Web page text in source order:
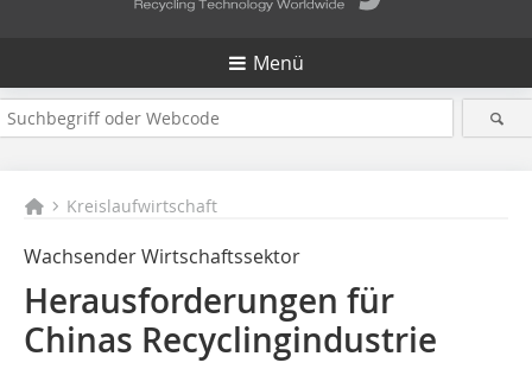
Menü
Kreislaufwirtschaft
Wachsender Wirtschaftssektor
Herausforderungen für
Chinas Recyclingindustrie